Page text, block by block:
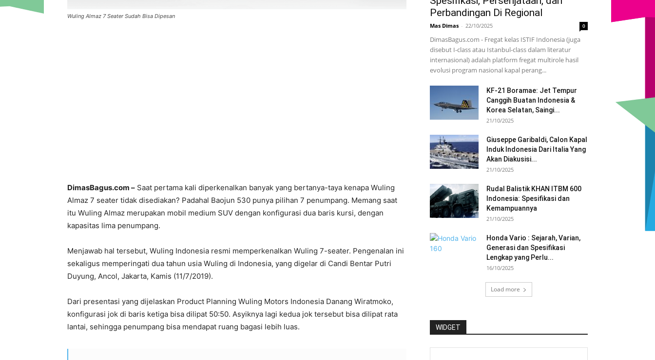
Wuling Almaz 7 Seater Sudah Bisa Dipesan
DimasBagus.com – Saat pertama kali diperkenalkan banyak yang bertanya-taya kenapa Wuling
Almaz 7 seater tidak disediakan? Padahal Baojun 530 punya pilihan 7 penumpang. Memang saat
itu Wuling Almaz merupakan mobil medium SUV dengan konfigurasi dua baris kursi, dengan
kapasitas lima penumpang.
Menjawab hal tersebut, Wuling Indonesia resmi memperkenalkan Wuling 7-seater. Pengenalan ini
sekaligus memperingati dua tahun usia Wuling di Indonesia, yang digelar di Candi Bentar Putri
Duyung, Ancol, Jakarta, Kamis (11/7/2019).
Dari presentasi yang dijelaskan Product Planning Wuling Motors Indonesia Danang Wiratmoko,
konfigurasi jok di baris ketiga bisa dilipat 50:50. Asyiknya lagi kedua jok tersebut bisa dilipat rata
lantai, sehingga penumpang bisa mendapat ruang bagasi lebih luas.
Perbandingan Di Regional
Mas Dimas - 22/10/2025 0
DimasBagus.com - Fregat kelas ISTIF Indonesia (juga
disebut I-class atau Istanbul-class dalam literatur
internasional) adalah platform fregat multirole hasil
evolusi program nasional kapal perang...
KF-21 Boramae: Jet Tempur
Canggih Buatan Indonesia &
Korea Selatan, Saingi...
21/10/2025
Giuseppe Garibaldi, Calon Kapal
Induk Indonesia Dari Italia Yang
Akan Diakusisi...
21/10/2025
Rudal Balistik KHAN ITBM 600
Indonesia: Spesifikasi dan
Kemampuannya
21/10/2025
Honda Vario : Sejarah, Varian,
Generasi dan Spesifikasi
Lengkap yang Perlu...
16/10/2025
Load more
WIDGET